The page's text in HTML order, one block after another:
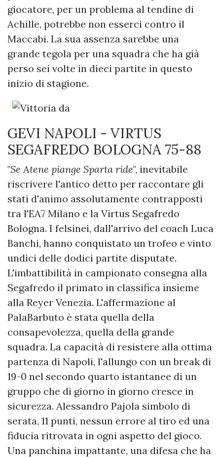
giocatore, per un problema al tendine di
Achille, potrebbe non esserci contro il
Maccabi. La sua assenza sarebbe una
grande tegola per una squadra che ha già
perso sei volte in dieci partite in questo
inizio di stagione.
GEVI NAPOLI - VIRTUS
SEGAFREDO BOLOGNA 75-88
"Se Atene piange Sparta ride", inevitabile
riscrivere l'antico detto per raccontare gli
stati d'animo assolutamente contrapposti
tra l'EA7 Milano e la Virtus Segafredo
Bologna. I felsinei, dall'arrivo del coach Luca
Banchi, hanno conquistato un trofeo e vinto
undici delle dodici partite disputate.
L'imbattibilità in campionato consegna alla
Segafredo il primato in classifica insieme
alla Reyer Venezia. L'affermazione al
PalaBarbuto è stata quella della
consapevolezza, quella della grande
squadra. La capacità di resistere alla ottima
partenza di Napoli, l'allungo con un break di
19-0 nel secondo quarto istantanee di un
gruppo che di giorno in giorno cresce in
sicurezza. Alessandro Pajola simbolo di
serata, 11 punti, nessun errore al tiro ed una
fiducia ritrovata in ogni aspetto del gioco.
Una panchina impattante, una difesa che ha